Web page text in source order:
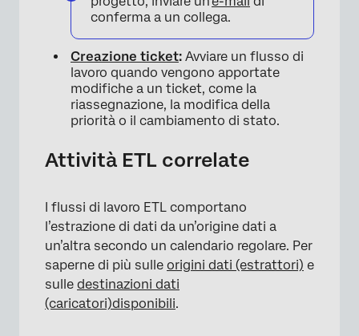
conferma a un collega.
Creazione ticket: Avviare un flusso di
lavoro quando vengono apportate
modifiche a un ticket, come la
riassegnazione, la modifica della
priorità o il cambiamento di stato.
Attività ETL correlate
I flussi di lavoro ETL comportano
l’estrazione di dati da un’origine dati a
un’altra secondo un calendario regolare. Per
saperne di più sulle origini dati (estrattori) e
sulle destinazioni dati
(caricatori)disponibili.